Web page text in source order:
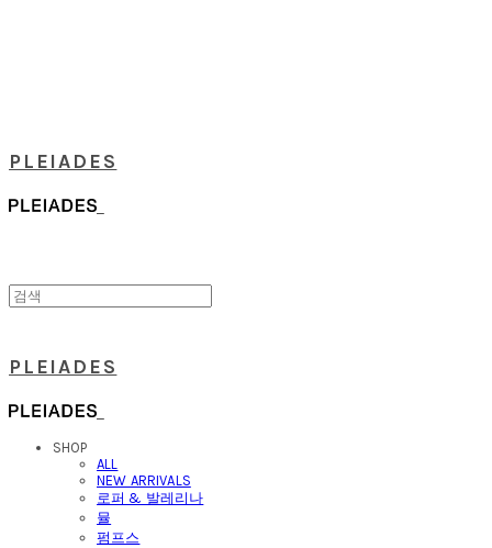
PLEIADES
PLEIADES
SHOP
ALL
NEW ARRIVALS
로퍼 & 발레리나
뮬
펌프스